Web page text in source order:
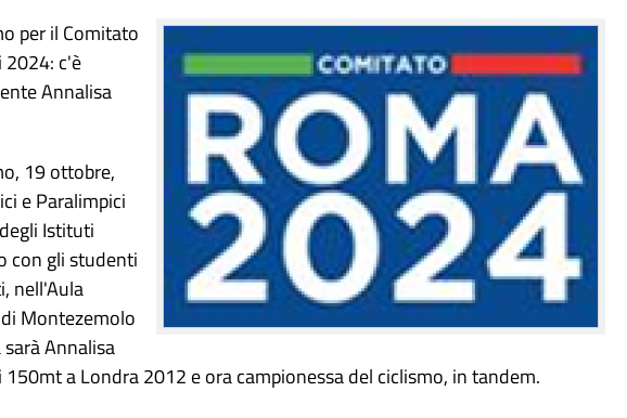
per il Comitato
2024: c'è
Annalisa
19 ottobre,
e Paralimpici
Istituti
con gli studenti
nell'Aula
Montezemolo
Annalisa
a Londra 2012 e ora campionessa del ciclismo, in tandem.